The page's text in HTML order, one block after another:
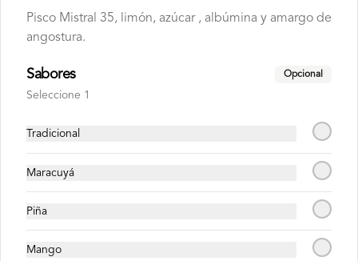
Usuba
Roll relleno de salmón, camarón, queso
Korean Roll
Roll relleno de Camarón panko, palta,
Pisco Mistral 35, limón, azúcar , albúmina y amargo de
angostura.
Sabores Opcional
Seleccione 1
Tradicional
Maracuyá
Piña
Mango